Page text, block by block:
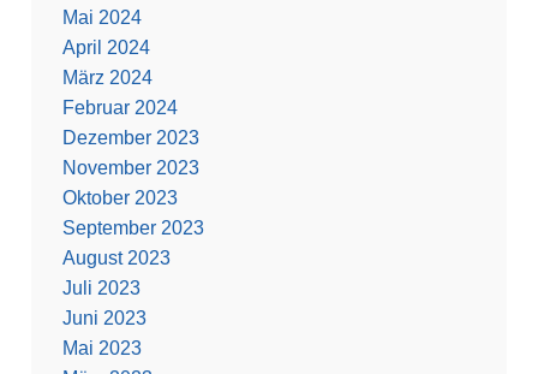
Mai 2024
April 2024
März 2024
Februar 2024
Dezember 2023
November 2023
Oktober 2023
September 2023
August 2023
Juli 2023
Juni 2023
Mai 2023